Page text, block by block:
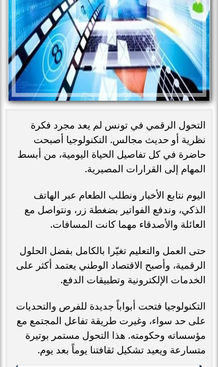
التحول الرقمي في تونس لم يعد مجرد فكرة
نظرية أو حديث مجالس. التكنولوجيا أصبحت
حاضرة في كل تفاصيل الحياة اليومية، من أبسط
المهام إلى القرارات المصيرية.
اليوم نتابع الأخبار ونطلب الطعام عبر الهاتف
الذكي، وندفع الفواتير بضغطة زر، ونتواصل مع
العائلة والأصدقاء مهما كانت المسافات.
حتى العمل والتعليم تغيّرا بالكامل بفضل الحلول
الرقمية، وأصبح الاقتصاد الوطني يعتمد أكثر على
الخدمات الإلكترونية وتطبيقات الدفع.
التكنولوجيا فتحت أبواباً جديدة للفرص والتحديات
على حد سواء، وغيرت طريقة تفاعل المجتمع مع
مؤسساته وحكومته. هذا التحول مستمر بوتيرة
متسارعة ويعيد تشكيل ثقافتنا يوماً بعد يوم.